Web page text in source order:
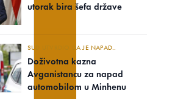
utorak bira šefa države
SUD UTVRDIO DA JE NAPAD..
Doživotna kazna
Avganistancu za napad
automobilom u Minhenu